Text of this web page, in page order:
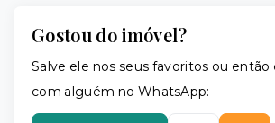
Gostou do imóvel?
Salve ele nos seus favoritos ou
com alguém no WhatsApp: